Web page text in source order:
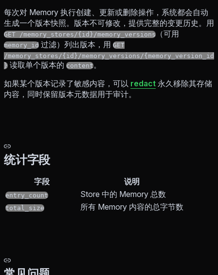
每次对 Memory 执行创建、更新或删除操作，系统都会自动
生成一个版本快照。版本不可修改，提供完整的变更历史。用
GET /memory_stores/{id}/memory_versions （可用
memory_id 过滤）列出版本，用 GET
/memory_stores/{id}/memory_versions/{memory_version_id
} 读取单个版本的 content。
如果某个版本记录了敏感内容，可以 redact 永久移除其存储
内容，同时保留版本元数据用于审计。
统计字段
字段 说明
entry_count Store 中的 Memory 总数
total_size 所有 Memory 内容的总字节数